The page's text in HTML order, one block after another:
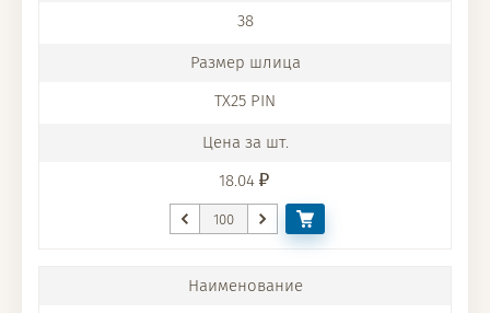
38
TX25 PIN
18.04